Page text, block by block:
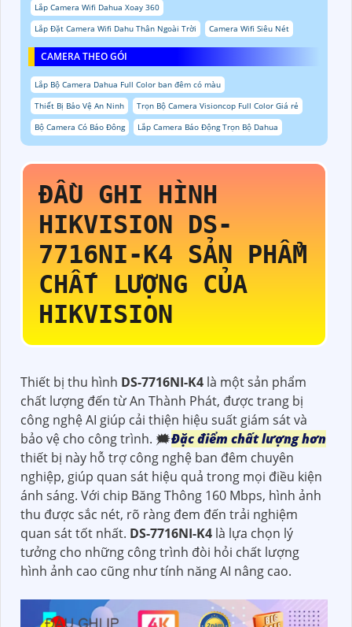
Lắp Camera Wifi Dahua Xoay 360
Lắp Đặt Camera Wifi Dahu Thân Ngoài Trời
Camera Wifi Siêu Nét
CAMERA THEO GÓI
Lắp Bộ Camera Dahua Full Color ban đêm có màu
Thiết Bị Bảo Vệ An Ninh
Trọn Bộ Camera Visioncop Full Color Giá rẻ
Bộ Camera Có Báo Đông
Lắp Camera Báo Động Trọn Bộ Dahua
ĐẦU GHI HÌNH
HIKVISION DS-
7716NI-K4 SẢN PHẨM
CHẤT LƯỢNG CỦA
HIKVISION
Thiết bị thu hình DS-7716NI-K4 là một sản phẩm
chất lượng đến từ An Thành Phát, được trang bị
công nghệ AI giúp cải thiện hiệu suất giám sát và
bảo vệ cho công trình. 🗯️Đặc điểm chất lượng hơn
thiết bị này hỗ trợ công nghệ ban đêm chuyên
nghiệp, giúp quan sát hiệu quả trong mọi điều kiện
ánh sáng. Với chip Băng Thông 160 Mbps, hình ảnh
thu được sắc nét, rõ ràng đem đến trải nghiệm
quan sát tốt nhất. DS-7716NI-K4 là lựa chọn lý
tưởng cho những công trình đòi hỏi chất lượng
hình ảnh cao cũng như tính năng AI nâng cao.